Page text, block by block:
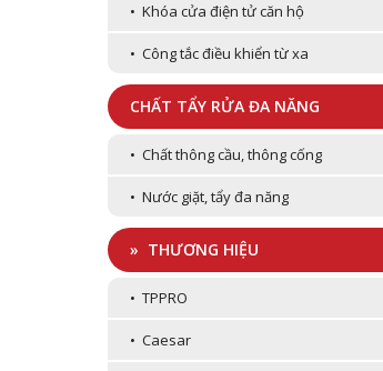
• Khóa cửa điện tử căn hộ
• Công tắc điều khiển từ xa
CHẤT TẨY RỬA ĐA NĂNG
• Chất thông cầu, thông cống
• Nước giặt, tẩy đa năng
» THƯƠNG HIỆU
• TPPRO
• Caesar